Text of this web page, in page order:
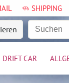
SHIPPING
CAR